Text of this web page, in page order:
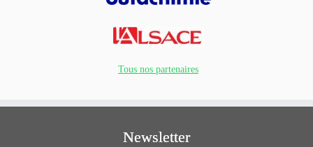
Tous nos partenaires
Newsletter